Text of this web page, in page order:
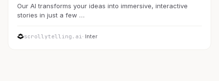
Our AI transforms your ideas into immersive, interactive
stories in just a few …
scrollytelling.ai· Inter